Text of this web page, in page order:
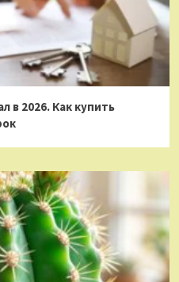
в 2026. Как купить